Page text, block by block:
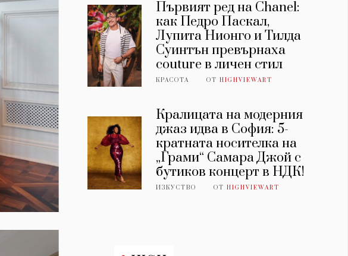
Първият ред на Chanel:
как Педро Паскал,
Лупита Нионго и Тилда
Суинтън превърнаха
couture в личен стил
КРАСОТА ОТHIGHVIEWART
Кралицата на модерния
джаз идва в София: 5-
кратната носителка на
„Грами“ Самара Джой с
бутиков концерт в НДК!
ИЗКУСТВО ОТHIGHVIEWART